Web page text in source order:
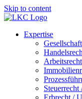
Skip to content
Expertise
Arbeitsrecht
Steuerrecht
Erbrecht /